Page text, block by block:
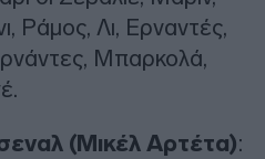
Ράμος, Λι, Ερναντές,
Μπαρκολά,
(Μικέλ Αρτέτα):